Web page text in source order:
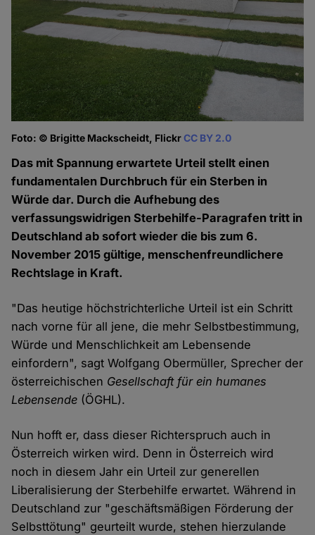
Foto: © Brigitte Mackscheidt, FlickrCC BY 2.0
Das mit Spannung erwartete Urteil stellt einen
fundamentalen Durchbruch für ein Sterben in
Würde dar. Durch die Aufhebung des
verfassungswidrigen Sterbehilfe-Paragrafen tritt in
Deutschland ab sofort wieder die bis zum 6.
November 2015 gültige, menschenfreundlichere
Rechtslage in Kraft.
"Das heutige höchstrichterliche Urteil ist ein Schritt
nach vorne für all jene, die mehr Selbstbestimmung,
Würde und Menschlichkeit am Lebensende
einfordern", sagt Wolfgang Obermüller, Sprecher der
österreichischen Gesellschaft für ein humanes
Lebensende (ÖGHL).
Nun hofft er, dass dieser Richterspruch auch in
Österreich wirken wird. Denn in Österreich wird
noch in diesem Jahr ein Urteil zur generellen
Liberalisierung der Sterbehilfe erwartet. Während in
Deutschland zur "geschäftsmäßigen Förderung der
Selbsttötung" geurteilt wurde, stehen hierzulande